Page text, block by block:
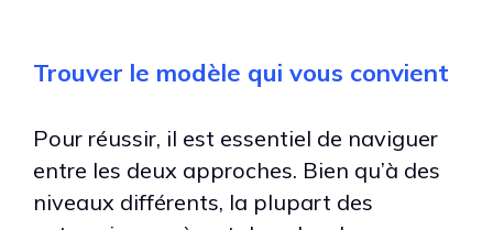
Trouver le modèle qui vous convient
Pour réussir, il est essentiel de naviguer
entre les deux approches. Bien qu’à des
niveaux différents, la plupart des